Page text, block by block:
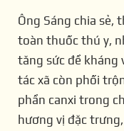
Ông Sáng chia sẻ,
toàn thuốc thú y,
tăng sức đề kháng
tác xã còn phối
phần canxi trong
hương vị đặc